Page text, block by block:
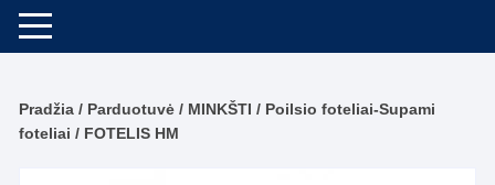
Pradžia / Parduotuvė / MINKŠTI / Poilsio foteliai-Supami
foteliai / FOTELIS HM